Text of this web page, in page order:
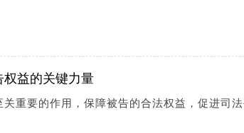
益的关键力量
重要的作用，保障被告的合法权益，促进司法